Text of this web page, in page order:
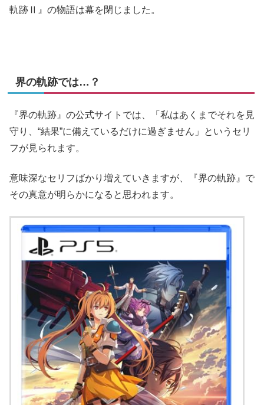
軌跡Ⅱ』の物語は幕を閉じました。
界の軌跡では…？
『界の軌跡』の公式サイトでは、「私はあくまでそれを見
守り、“結果”に備えているだけに過ぎません」というセリ
フが見られます。
意味深なセリフばかり増えていきますが、『界の軌跡』で
その真意が明らかになると思われます。